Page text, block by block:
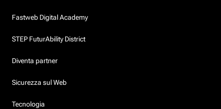
Fastweb Digital Academy
STEP FuturAbility District
Diventa partner
Sicurezza sul Web
Tecnologia